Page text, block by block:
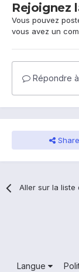
Rejoignez
Vous pouvez
vous avez un
Répondre
Share
Aller sur la liste
Langue